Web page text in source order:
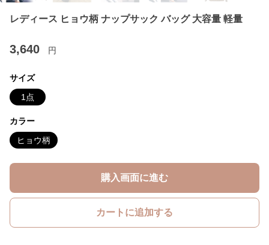
レディース ヒョウ柄 ナップサック バッグ 大容量 軽量
3,640 円
サイズ
1点
カラー
ヒョウ柄
購入画面に進む
カートに追加する